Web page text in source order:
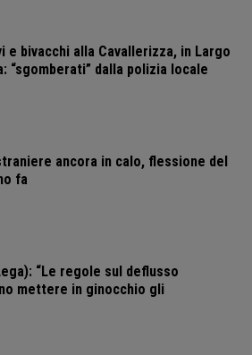
e bivacchi alla Cavallerizza, in Largo
“sgomberati” dalla polizia locale
ancora in calo, flessione del
fa
“Le regole sul deflusso
mettere in ginocchio gli